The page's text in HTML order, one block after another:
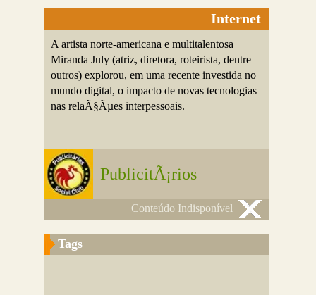
Internet
A artista norte-americana e multitalentosa
Miranda July (atriz, diretora, roteirista, dentre
outros) explorou, em uma recente investida no
mundo digital, o impacto de novas tecnologias
nas relaÃ§Ãµes interpessoais.
PublicitÃ¡rios
Conteúdo Indisponível
Tags